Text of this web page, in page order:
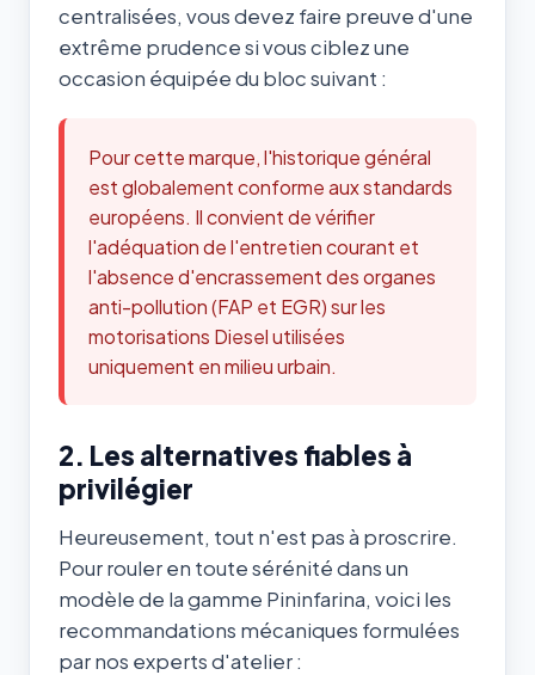
centralisées, vous devez faire preuve d'une
extrême prudence si vous ciblez une
occasion équipée du bloc suivant :
Pour cette marque, l'historique général
est globalement conforme aux standards
européens. Il convient de vérifier
l'adéquation de l'entretien courant et
l'absence d'encrassement des organes
anti-pollution (FAP et EGR) sur les
motorisations Diesel utilisées
uniquement en milieu urbain.
2. Les alternatives fiables à
privilégier
Heureusement, tout n'est pas à proscrire.
Pour rouler en toute sérénité dans un
modèle de la gamme Pininfarina, voici les
recommandations mécaniques formulées
par nos experts d'atelier :